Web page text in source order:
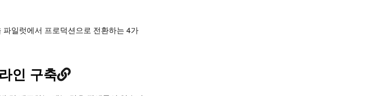
일럿에서 프로덕션으로 전환하는 4가
인 구축